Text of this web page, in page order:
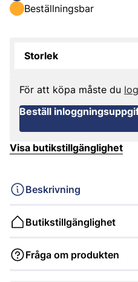
Beställningsbar
Storlek
För att köpa måste du
Beställ
Visa butikstillgänglighet
Beskrivning
Butikstillgänglighet
Fråga om produkten